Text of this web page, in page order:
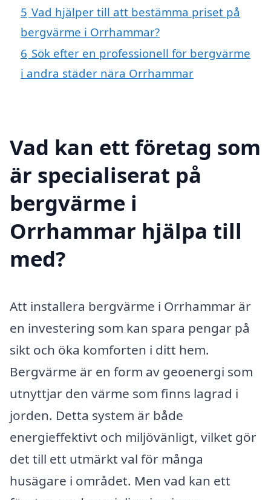
5 Vad hjälper till att bestämma priset på
bergvärme i Orrhammar?
6 Sök efter en professionell för bergvärme
i andra städer nära Orrhammar
Vad kan ett företag som
är specialiserat på
bergvärme i
Orrhammar hjälpa till
med?
Att installera bergvärme i Orrhammar är
en investering som kan spara pengar på
sikt och öka komforten i ditt hem.
Bergvärme är en form av geoenergi som
utnyttjar den värme som finns lagrad i
jorden. Detta system är både
energieffektivt och miljövänligt, vilket gör
det till ett utmärkt val för många
husägare i området. Men vad kan ett